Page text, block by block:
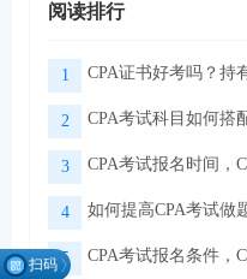
阅读排行
1
2 CPA考试科目如何搭
3 CPA考试报名时间，
4 如何提高CPA考试做
5 CPA考试报名条件，
扫码